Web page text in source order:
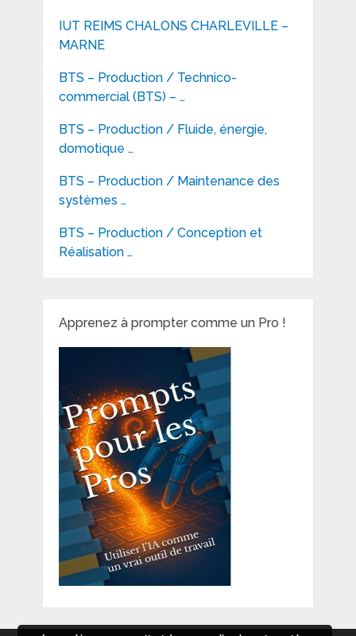
IUT REIMS CHALONS CHARLEVILLE –
MARNE
BTS – Production / Technico-
commercial (BTS) – …
BTS – Production / Fluide, énergie,
domotique …
BTS – Production / Maintenance des
systèmes …
BTS – Production / Conception et
Réalisation …
Apprenez à prompter comme un Pro !